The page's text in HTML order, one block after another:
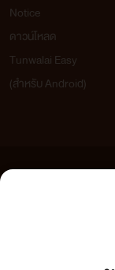
Notice
ดาวน์โหลด
Tunwalai Easy
(สำหรับ Android)
เว็บไซต์แห่งนี้ไม่ได้เห็นด้วยแล
วิจารณญาณในการกลั่นกรองด้
กรุณาแจ้งมาที่
ลิขสิทธิ์ตามพระราชบัญญัติลิขสิ